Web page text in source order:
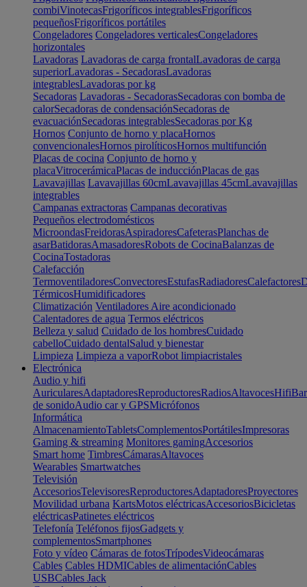
combiVinotecasFrigoríficos integrablesFrigoríficos
pequeñosFrigoríficos portátiles
Congeladores Congeladores verticalesCongeladores
horizontales
Lavadoras Lavadoras de carga frontalLavadoras de carga
superiorLavadoras - SecadorasLavadoras
integrablesLavadoras por kg
Secadoras Lavadoras - SecadorasSecadoras con bomba de
calorSecadoras de condensaciónSecadoras de
evacuaciónSecadoras integrablesSecadoras por Kg
Hornos Conjunto de horno y placaHornos
convencionalesHornos pirolíticosHornos multifunción
Placas de cocina Conjunto de horno y
placaVitrocerámicaPlacas de inducciónPlacas de gas
Lavavajillas Lavavajillas 60cmLavavajillas 45cmLavavajillas
integrables
Campanas extractoras Campanas decorativas
Pequeños electrodomésticos
MicroondasFreidorasAspiradoresCafeterasPlanchas de
asarBatidorasAmasadoresRobots de CocinaBalanzas de
CocinaTostadoras
Calefacción
TermoventiladoresConvectoresEstufasRadiadoresCalefactores
TérmicosHumidificadores
Climatización Ventiladores Aire acondicionado
Calentadores de agua Termos eléctricos
Belleza y salud Cuidado de los hombresCuidado
cabelloCuidado dentalSalud y bienestar
Limpieza Limpieza a vaporRobot limpiacristales
Electrónica
Audio y hifi
AuricularesAdaptadoresReproductoresRadiosAltavocesHifi
de sonidoAudio car y GPSMicrófonos
Informática
AlmacenamientoTabletsComplementosPortátilesImpresoras
Gaming & streaming Monitores gamingAccesorios
Smart home TimbresCámarasAltavoces
Wearables Smartwatches
Televisión
AccesoriosTelevisoresReproductoresAdaptadoresProyectores
Movilidad urbana KartsMotos eléctricasAccesoriosBicicletas
eléctricasPatinetes eléctricos
Telefonía Teléfonos fijosGadgets y
complementosSmartphones
Foto y vídeo Cámaras de fotosTrípodesVideocámaras
Cables Cables HDMICables de alimentaciónCables
USBCables Jack